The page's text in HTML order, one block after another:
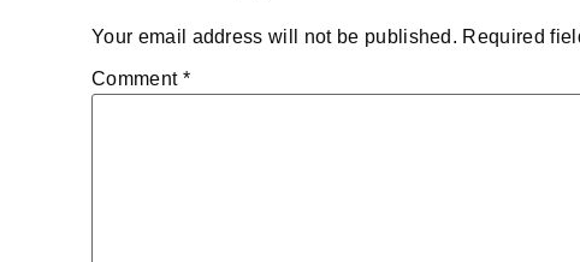
Your email address will not be published. Required
Comment *